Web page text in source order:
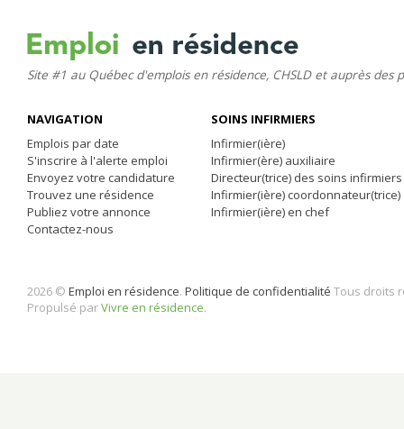
Site #1 au Québec d'emplois en résidence, CHSLD et auprès des
NAVIGATION
Emplois par date
S'inscrire à l'alerte emploi
Envoyez votre candidature
Trouvez une résidence
Publiez votre annonce
Contactez-nous
SOINS INFIRMIERS
Infirmier(ière)
Infirmier(ère) auxiliaire
Directeur(trice) des soins infirmiers
Infirmier(ière) coordonnateur(trice)
Infirmier(ière) en chef
2026 © Emploi en résidence. Politique de confidentialité Tous droits
Propulsé parVivre en résidence.